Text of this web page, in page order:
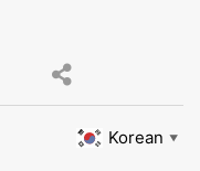
Korean ▼